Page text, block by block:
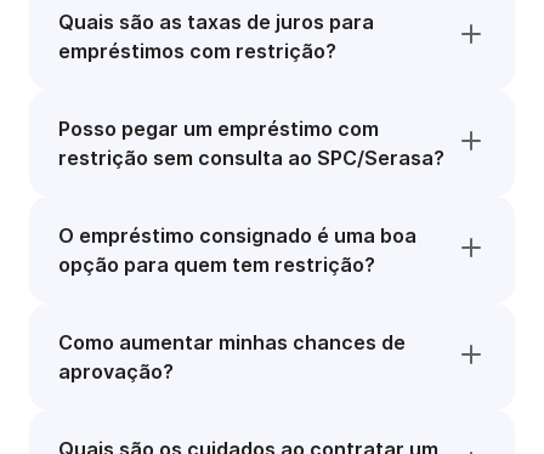
Quais são as taxas de juros para
empréstimos com restrição?
Posso pegar um empréstimo com
restrição sem consulta ao SPC/Serasa?
O empréstimo consignado é uma boa
opção para quem tem restrição?
Como aumentar minhas chances de
aprovação?
Quais são os cuidados ao contratar um